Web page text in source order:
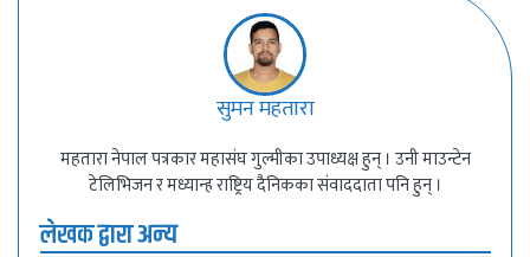
सुमन महतारा
महतारा नेपाल पत्रकार महासंघ गुल्मीका उपाध्यक्ष हुन् । उनी माउन्टेन
टेलिभिजन र मध्यान्ह राष्ट्रिय दैनिकका संवाददाता पनि हुन् ।
लेखक द्वारा अन्य